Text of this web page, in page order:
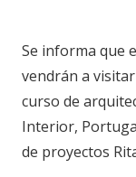
Se informa que
vendrán a
curso de
Interior,
de proyectos